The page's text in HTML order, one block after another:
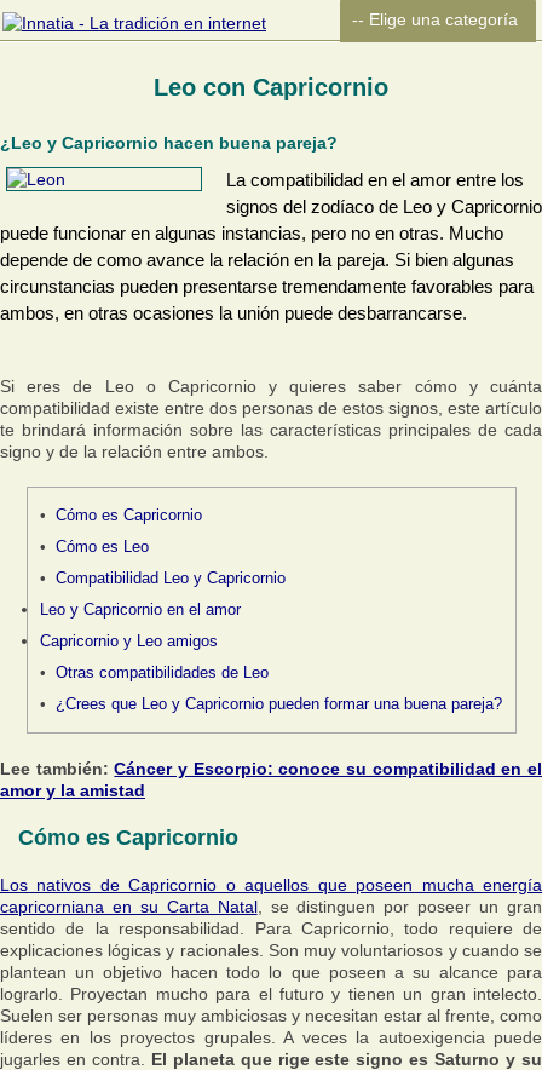
Leo con Capricornio
¿Leo y Capricornio hacen buena pareja?
La compatibilidad en el amor entre los
signos del zodíaco de Leo y Capricornio
puede funcionar en algunas instancias, pero no en otras. Mucho
depende de como avance la relación en la pareja. Si bien algunas
circunstancias pueden presentarse tremendamente favorables para
ambos, en otras ocasiones la unión puede desbarrancarse.
Si eres de Leo o Capricornio y quieres saber cómo y cuánta
compatibilidad existe entre dos personas de estos signos, este artículo
te brindará información sobre las características principales de cada
signo y de la relación entre ambos.
Cómo es Capricornio
Cómo es Leo
Compatibilidad Leo y Capricornio
Leo y Capricornio en el amor
Capricornio y Leo amigos
Otras compatibilidades de Leo
¿Crees que Leo y Capricornio pueden formar una buena pareja?
Lee también:Cáncer y Escorpio: conoce su compatibilidad en el
amor y la amistad
Cómo es Capricornio
Los nativos de Capricornio o aquellos que poseen mucha energía
capricorniana en su Carta Natal, se distinguen por poseer un gran
sentido de la responsabilidad. Para Capricornio, todo requiere de
explicaciones lógicas y racionales. Son muy voluntariosos y cuando se
plantean un objetivo hacen todo lo que poseen a su alcance para
lograrlo. Proyectan mucho para el futuro y tienen un gran intelecto.
Suelen ser personas muy ambiciosas y necesitan estar al frente, como
líderes en los proyectos grupales. A veces la autoexigencia puede
jugarles en contra. El planeta que rige este signo es Saturno y su